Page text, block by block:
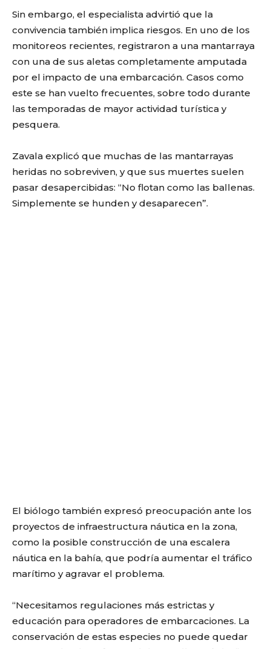
Sin embargo, el especialista advirtió que la
convivencia también implica riesgos. En uno de los
monitoreos recientes, registraron a una mantarraya
con una de sus aletas completamente amputada
por el impacto de una embarcación. Casos como
este se han vuelto frecuentes, sobre todo durante
las temporadas de mayor actividad turística y
pesquera.
Zavala explicó que muchas de las mantarrayas
heridas no sobreviven, y que sus muertes suelen
pasar desapercibidas: “No flotan como las ballenas.
Simplemente se hunden y desaparecen”.
El biólogo también expresó preocupación ante los
proyectos de infraestructura náutica en la zona,
como la posible construcción de una escalera
náutica en la bahía, que podría aumentar el tráfico
marítimo y agravar el problema.
“Necesitamos regulaciones más estrictas y
educación para operadores de embarcaciones. La
conservación de estas especies no puede quedar